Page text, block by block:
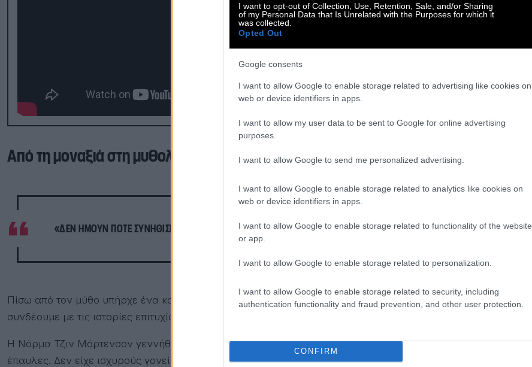
I want to opt-out of Collection, Use, Retention, Sale, and/or Sharing
of my Personal Data that Is Unrelated with the Purposes for which it
was collected.
Opted Out
Google consents
I want to allow Google to enable storage related to advertising like cookies on
web or device identifiers in apps.
I want to allow my user data to be sent to Google for online advertising
purposes.
I want to allow Google to send me personalized advertising.
I want to allow Google to enable storage related to analytics like cookies on
web or device identifiers in apps.
I want to allow Google to enable storage related to functionality of the website
or app.
I want to allow Google to enable storage related to personalization.
I want to allow Google to enable storage related to security, including
authentication functionality and fraud prevention, and other user protection.
CONFIRM
Από τη μοναξιά στη μυθολογία
«ΔΕΝ ΉΜΟΥΝ ΠΟΤΈ ΣΥΝΗΘΙΣΜΈΝΟ ΠΑΙΔΊ. ΊΣΩΣ ΓΙ’ ΑΥΤΌ ΔΕΝ ΈΖΗΣΑ ΠΟΤΈ ΜΙΑ ΣΥΝΗΘΙΣΜΈΝΗ ΖΩΉ.»
Πίσω από τον μύθο υπήρχε ένα κορίτσι που δεν είχε τίποτα από τα χαρακτηριστικά που συνήθως
συνδέουμε με τις ιστορίες επιτυχίας του Χόλιγουντ.
Η Νόρμα Τζιν Μόρτενσον γεννήθηκε στο Λος Άντζελες την 1η Ιουνίου 1926. Δεν μεγάλωσε σε
έπαυλες. Δεν είχε ισχυρούς γονείς. Δεν είχε γνωριμίες που θα άνοιγαν πόρτες.